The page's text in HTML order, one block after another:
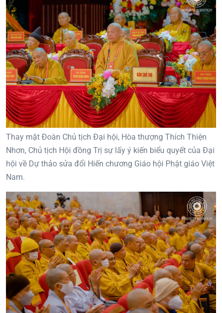
Thay mặt Đoàn Chủ tịch Đại hội, Hòa thượng Thích Thiện
Nhơn, Chủ tịch Hội đồng Trị sự lấy ý kiến biểu quyết của Đại
hội về Dự thảo sửa đổi Hiến chương Giáo hội Phật giáo Việt
Nam.